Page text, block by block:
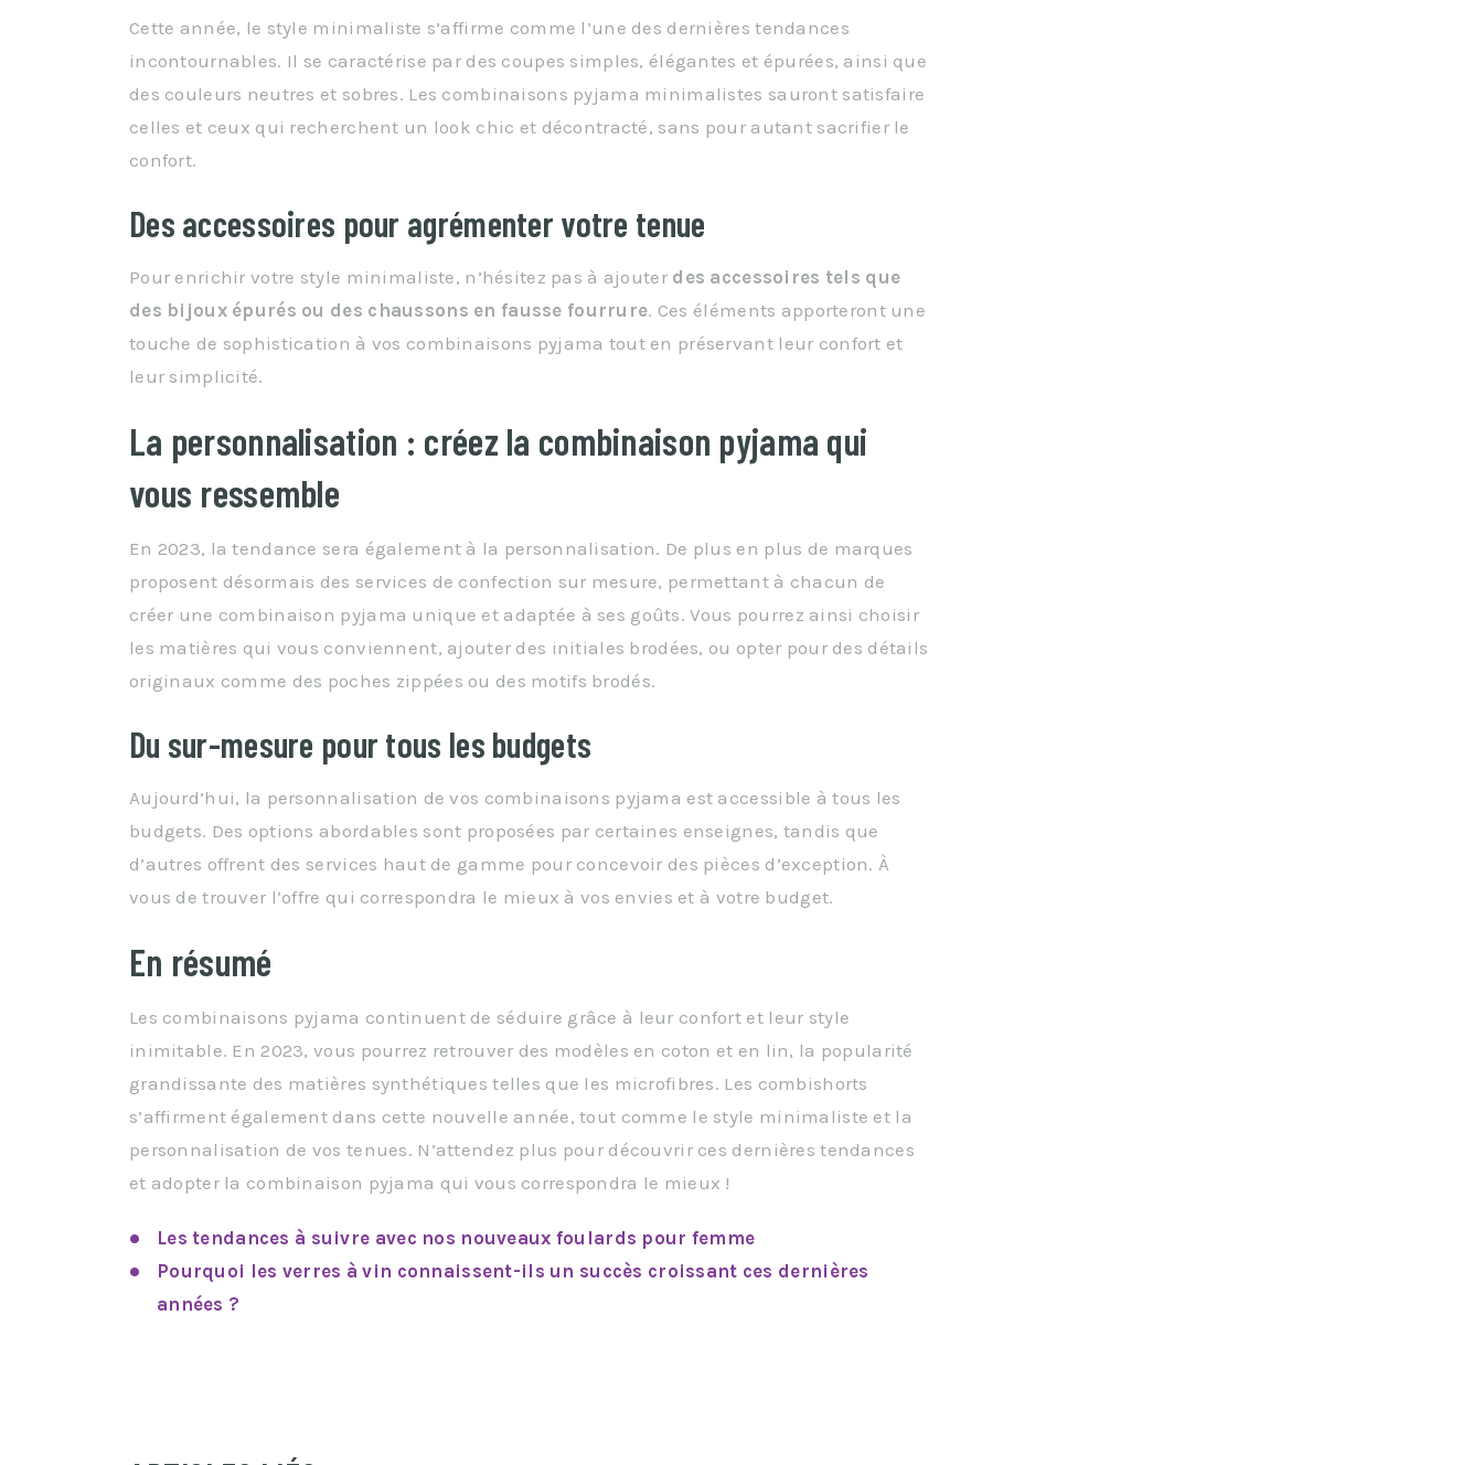
Cette année, le style minimaliste s’affirme comme l’une des dernières tendances
incontournables. Il se caractérise par des coupes simples, élégantes et épurées, ainsi que
des couleurs neutres et sobres. Les combinaisons pyjama minimalistes sauront satisfaire
celles et ceux qui recherchent un look chic et décontracté, sans pour autant sacrifier le
confort.
Des accessoires pour agrémenter votre tenue
Pour enrichir votre style minimaliste, n’hésitez pas à ajouter des accessoires tels que
des bijoux épurés ou des chaussons en fausse fourrure. Ces éléments apporteront une
touche de sophistication à vos combinaisons pyjama tout en préservant leur confort et
leur simplicité.
La personnalisation : créez la combinaison pyjama qui
vous ressemble
En 2023, la tendance sera également à la personnalisation. De plus en plus de marques
proposent désormais des services de confection sur mesure, permettant à chacun de
créer une combinaison pyjama unique et adaptée à ses goûts. Vous pourrez ainsi choisir
les matières qui vous conviennent, ajouter des initiales brodées, ou opter pour des détails
originaux comme des poches zippées ou des motifs brodés.
Du sur-mesure pour tous les budgets
Aujourd’hui, la personnalisation de vos combinaisons pyjama est accessible à tous les
budgets. Des options abordables sont proposées par certaines enseignes, tandis que
d’autres offrent des services haut de gamme pour concevoir des pièces d’exception. À
vous de trouver l’offre qui correspondra le mieux à vos envies et à votre budget.
En résumé
Les combinaisons pyjama continuent de séduire grâce à leur confort et leur style
inimitable. En 2023, vous pourrez retrouver des modèles en coton et en lin, la popularité
grandissante des matières synthétiques telles que les microfibres. Les combishorts
s’affirment également dans cette nouvelle année, tout comme le style minimaliste et la
personnalisation de vos tenues. N’attendez plus pour découvrir ces dernières tendances
et adopter la combinaison pyjama qui vous correspondra le mieux !
Les tendances à suivre avec nos nouveaux foulards pour femme
Pourquoi les verres à vin connaissent-ils un succès croissant ces dernières
années ?